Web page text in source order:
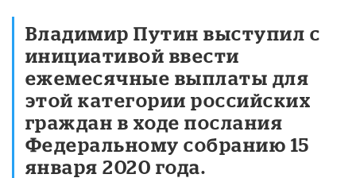
Владимир Путин выступил с
инициативой ввести
ежемесячные выплаты для
этой категории российских
граждан в ходе послания
Федеральному собранию 15
января 2020 года.